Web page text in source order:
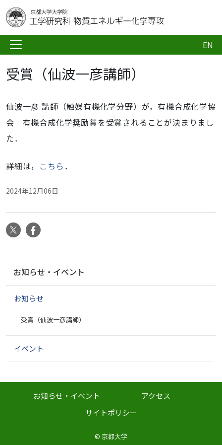
EN
受賞（仙波一彦講師）
仙波一彦 講師（触媒有機化学分野）が，有機合成化学協
会 有機合成化学奨励賞を受賞されることが決まりまし
た．
詳細は， こちら ．
2024年12月06日
X
ゲ
ン
お知らせ・イベント
お知らせ
受賞（仙波一彦講師）
イベント
© 京都大学
お知らせ・イベント
アクセス
サイトポリシー